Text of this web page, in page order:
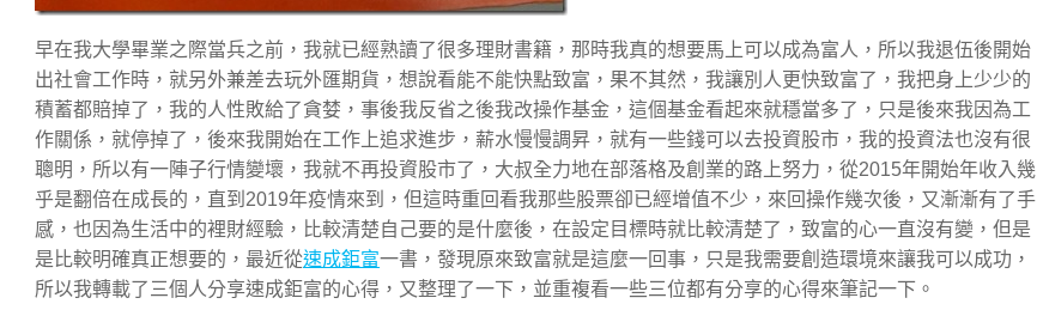
早在我大學畢業之際當兵之前，我就已經熟讀了很多理財書籍，那時我真的想要馬上可以成為富人，所以我退伍後開始
出社會工作時，就另外兼差去玩外匯期貨，想說看能不能快點致富，果不其然，我讓別人更快致富了，我把身上少少的
積蓄都賠掉了，我的人性敗給了貪婪，事後我反省之後我改操作基金，這個基金看起來就穩當多了，只是後來我因為工
作關係，就停掉了，後來我開始在工作上追求進步，薪水慢慢調昇，就有一些錢可以去投資股市，我的投資法也沒有很
聰明，所以有一陣子行情變壞，我就不再投資股市了，大叔全力地在部落格及創業的路上努力，從2015年開始年收入幾
乎是翻倍在成長的，直到2019年疫情來到，但這時重回看我那些股票卻已經增值不少，來回操作幾次後，又漸漸有了手
感，也因為生活中的裡財經驗，比較清楚自己要的是什麼後，在設定目標時就比較清楚了，致富的心一直沒有變，但是
是比較明確真正想要的，最近從速成鉅富一書，發現原來致富就是這麼一回事，只是我需要創造環境來讓我可以成功，
所以我轉載了三個人分享速成鉅富的心得，又整理了一下，並重複看一些三位都有分享的心得來筆記一下。